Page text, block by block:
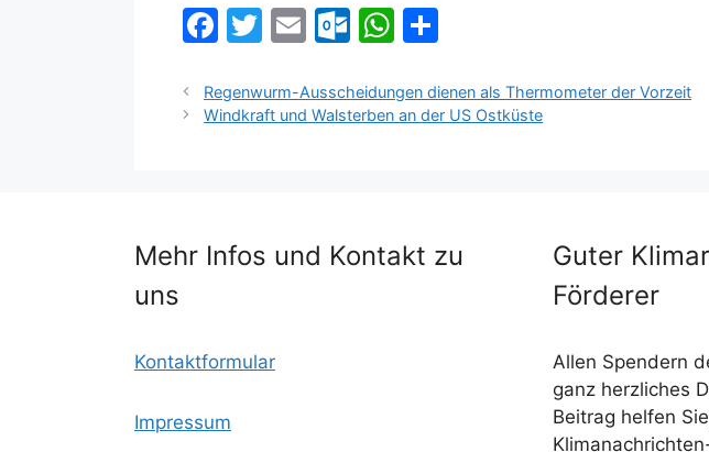
F
c
e
o
k
T
itt
er
E
ai
l
O
lo
o
m
W
at
s
p
le
n
Regenwurm-Ausscheidungen dienen als Thermometer der Vorzeit
Windkraft und Walsterben an der US Ostküste
Mehr Infos und Kontakt zu
uns
Kontaktformular
Impressum
Guter
Förderer
Allen Spendern
ganz herzliches
Beitrag helfen